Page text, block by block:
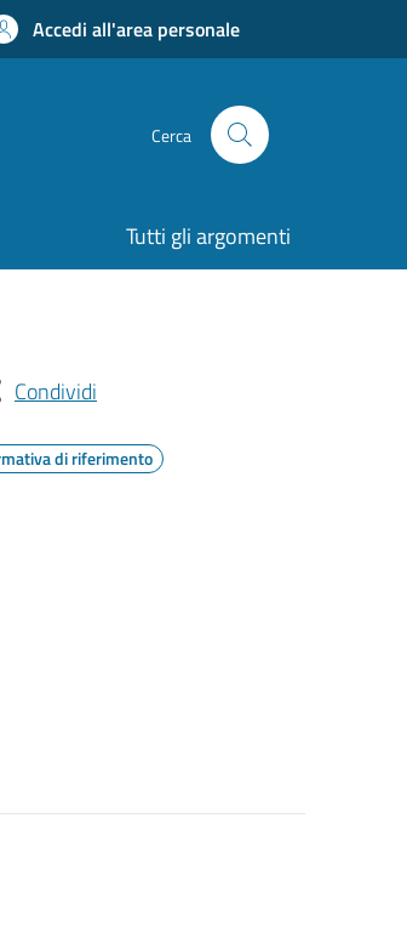
Accedi all'area personale
Cerca
Tutti gli argomenti
Condividi
di riferimento